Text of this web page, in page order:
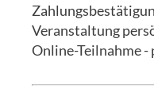
Veranstaltung
Online-Teilnahme -